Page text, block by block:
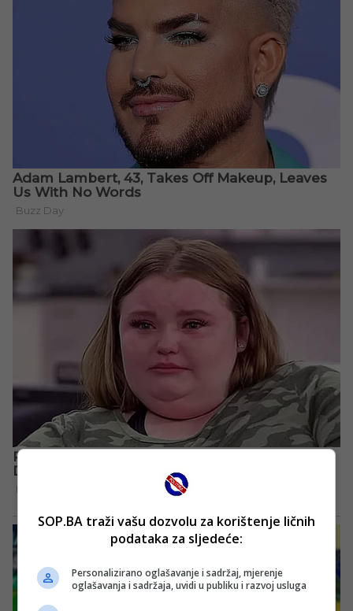
SOP.BA traži vašu dozvolu za korištenje ličnih
podataka za sljedeće:
Personalizirano oglašavanje i sadržaj, mjerenje
oglašavanja i sadržaja, uvidi u publiku i razvoj usluga